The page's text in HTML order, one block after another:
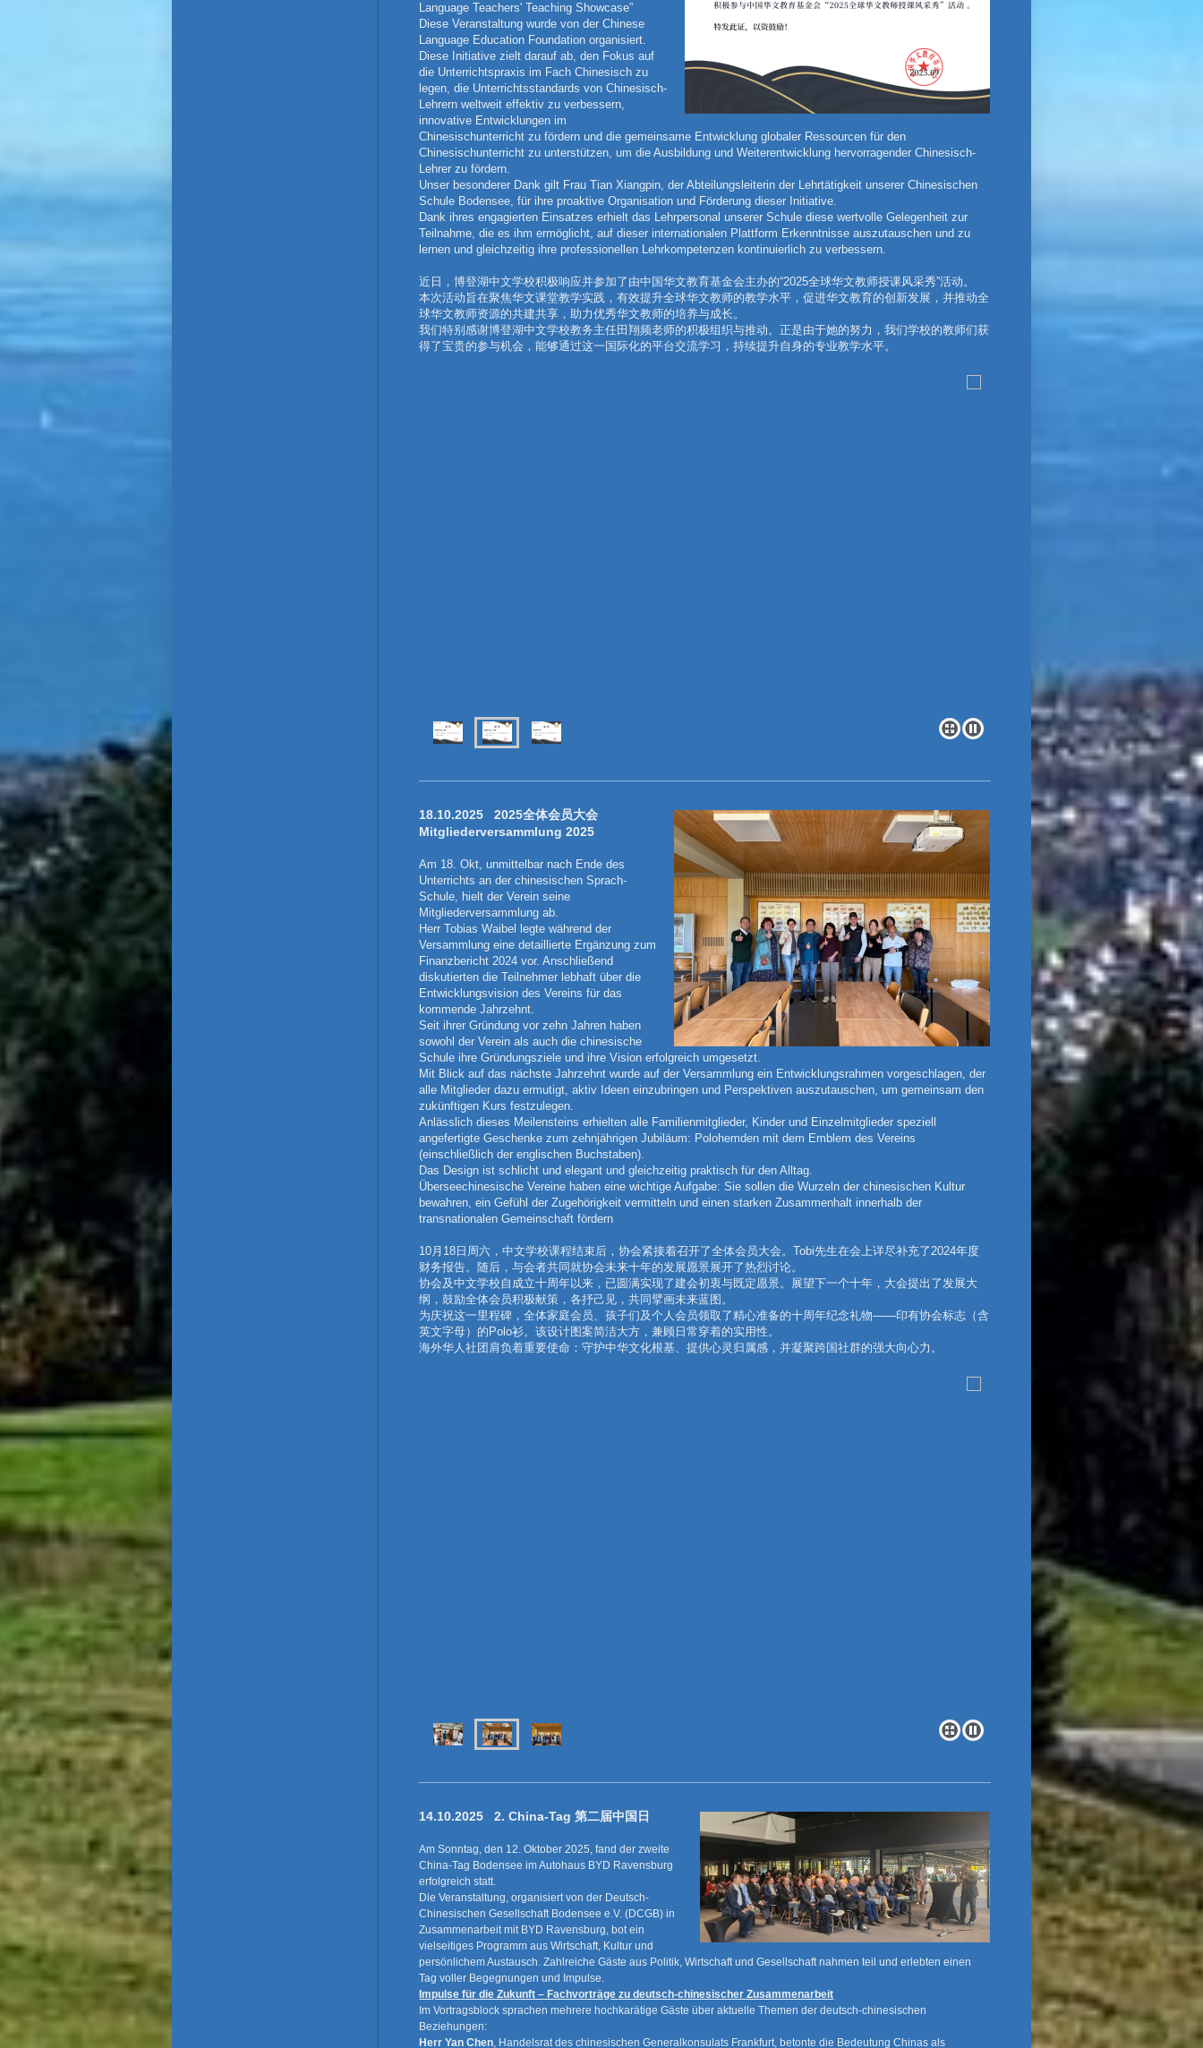
Language Teachers' Teaching Showcase”
Diese Veranstaltung wurde von der Chinese
Language Education Foundation organisiert.
Diese Initiative zielt darauf ab, den Fokus auf
die Unterrichtspraxis im Fach Chinesisch zu
legen, die Unterrichtsstandards von Chinesisch-
Lehrern weltweit effektiv zu verbessern,
innovative Entwicklungen im
Chinesischunterricht zu fördern und die gemeinsame Entwicklung globaler Ressourcen für den
Chinesischunterricht zu unterstützen, um die Ausbildung und Weiterentwicklung hervorragender Chinesisch-
Lehrer zu fördern.
Unser besonderer Dank gilt Frau Tian Xiangpin, der Abteilungsleiterin der Lehrtätigkeit unserer Chinesischen
Schule Bodensee, für ihre proaktive Organisation und Förderung dieser Initiative.
Dank ihres engagierten Einsatzes erhielt das Lehrpersonal unserer Schule diese wertvolle Gelegenheit zur
Teilnahme, die es ihm ermöglicht, auf dieser internationalen Plattform Erkenntnisse auszutauschen und zu
lernen und gleichzeitig ihre professionellen Lehrkompetenzen kontinuierlich zu verbessern.
近日，博登湖中文学校积极响应并参加了由中国华文教育基金会主办的“2025全球华文教师授课风采秀”活动。
本次活动旨在聚焦华文课堂教学实践，有效提升全球华文教师的教学水平，促进华文教育的创新发展，并推动全
球华文教师资源的共建共享，助力优秀华文教师的培养与成长。
我们特别感谢博登湖中文学校教务主任田翔频老师的积极组织与推动。正是由于她的努力，我们学校的教师们获
得了宝贵的参与机会，能够通过这一国际化的平台交流学习，持续提升自身的专业教学水平。
18.10.2025 2025全体会员大会
Mitgliederversammlung 2025
Am 18. Okt, unmittelbar nach Ende des
Unterrichts an der chinesischen Sprach-
Schule, hielt der Verein seine
Mitgliederversammlung ab.
Herr Tobias Waibel legte während der
Versammlung eine detaillierte Ergänzung zum
Finanzbericht 2024 vor. Anschließend
diskutierten die Teilnehmer lebhaft über die
Entwicklungsvision des Vereins für das
kommende Jahrzehnt.
Seit ihrer Gründung vor zehn Jahren haben
sowohl der Verein als auch die chinesische
Schule ihre Gründungsziele und ihre Vision erfolgreich umgesetzt.
Mit Blick auf das nächste Jahrzehnt wurde auf der Versammlung ein Entwicklungsrahmen vorgeschlagen, der
alle Mitglieder dazu ermutigt, aktiv Ideen einzubringen und Perspektiven auszutauschen, um gemeinsam den
zukünftigen Kurs festzulegen.
Anlässlich dieses Meilensteins erhielten alle Familienmitglieder, Kinder und Einzelmitglieder speziell
angefertigte Geschenke zum zehnjährigen Jubiläum: Polohemden mit dem Emblem des Vereins
(einschließlich der englischen Buchstaben).
Das Design ist schlicht und elegant und gleichzeitig praktisch für den Alltag.
Überseechinesische Vereine haben eine wichtige Aufgabe: Sie sollen die Wurzeln der chinesischen Kultur
bewahren, ein Gefühl der Zugehörigkeit vermitteln und einen starken Zusammenhalt innerhalb der
transnationalen Gemeinschaft fördern
10月18日周六，中文学校课程结束后，协会紧接着召开了全体会员大会。Tobi先生在会上详尽补充了2024年度
财务报告。随后，与会者共同就协会未来十年的发展愿景展开了热烈讨论。
协会及中文学校自成立十周年以来，已圆满实现了建会初衷与既定愿景。展望下一个十年，大会提出了发展大
纲，鼓励全体会员积极献策，各抒己见，共同擘画未来蓝图。
为庆祝这一里程碑，全体家庭会员、孩子们及个人会员领取了精心准备的十周年纪念礼物——印有协会标志（含
英文字母）的Polo衫。该设计图案简洁大方，兼顾日常穿着的实用性。
海外华人社团肩负着重要使命：守护中华文化根基、提供心灵归属感，并凝聚跨国社群的强大向心力。
14.10.2025 2. China-Tag 第二届中国日
Am Sonntag, den 12. Oktober 2025, fand der zweite
China-Tag Bodensee im Autohaus BYD Ravensburg
erfolgreich statt.
Die Veranstaltung, organisiert von der Deutsch-
Chinesischen Gesellschaft Bodensee e.V. (DCGB) in
Zusammenarbeit mit BYD Ravensburg, bot ein
vielseitiges Programm aus Wirtschaft, Kultur und
persönlichem Austausch.Zahlreiche Gäste aus Politik, Wirtschaft und Gesellschaft nahmen teil und erlebten einen
Tag voller Begegnungen und Impulse.
Impulse für die Zukunft – Fachvorträge zu deutsch-chinesischer Zusammenarbeit
Im Vortragsblock sprachen mehrere hochkarätige Gäste über aktuelle Themen der deutsch-chinesischen
Beziehungen:
Herr Yan Chen, Handelsrat des chinesischen Generalkonsulats Frankfurt, betonte die Bedeutung Chinas als